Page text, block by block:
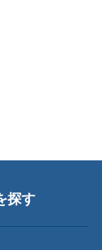
探す